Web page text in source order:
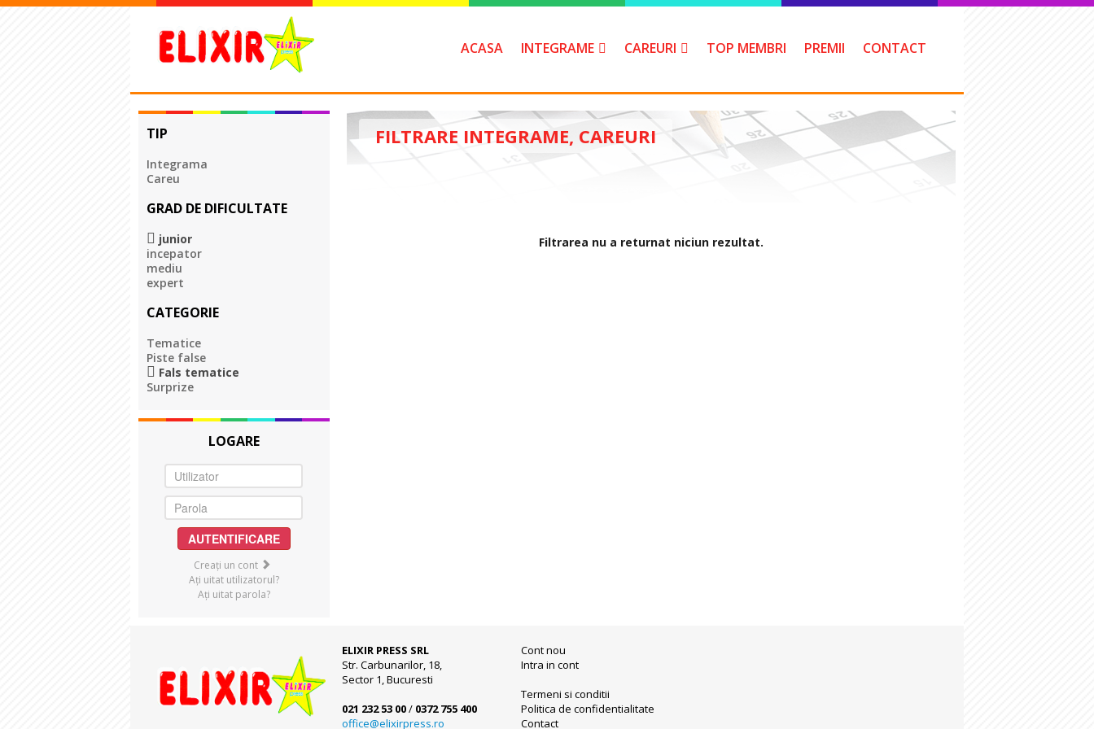
ACASA INTEGRAME CAREURI TOP MEMBRI PREMII CONTACT
TIP
Integrama
Careu
GRAD DE DIFICULTATE
junior
incepator
mediu
expert
CATEGORIE
Tematice
Piste false
Fals tematice
Surprize
LOGARE
AUTENTIFICARE
Creaţi un cont
Aţi uitat utilizatorul?
Aţi uitat parola?
FILTRARE INTEGRAME, CAREURI
Filtrarea nu a returnat niciun rezultat.
ELIXIR PRESS SRL
Str. Carbunarilor, 18,
Sector 1, Bucuresti
021 232 53 00/ 0372 755 400
office@elixirpress.ro
Cont nou
Intra in cont
Termeni si conditii
Politica de confidentialitate
Contact